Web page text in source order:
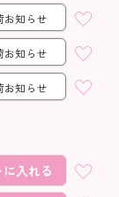
お知らせ
お知らせ
お知らせ
入れる